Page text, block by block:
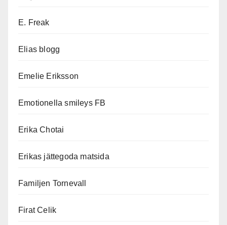
E. Freak
Elias blogg
Emelie Eriksson
Emotionella smileys FB
Erika Chotai
Erikas jättegoda matsida
Familjen Tornevall
Firat Celik